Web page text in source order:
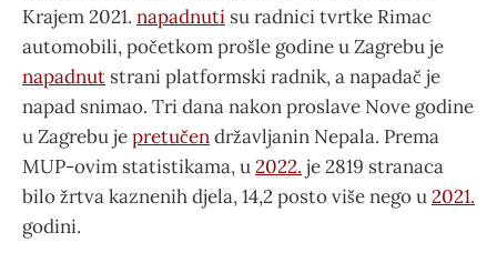
Krajem 2021. napadnuti su radnici tvrtke Rimac
automobili, početkom prošle godine u Zagrebu je
napadnut strani platformski radnik, a napadač je
napad snimao. Tri dana nakon proslave Nove godine
u Zagrebu jepretučendržavljanin Nepala. Prema
MUP-ovim statistikama, u2022. je 2819 stranaca
bilo žrtva kaznenih djela, 14,2 posto više nego u2021.
godini.